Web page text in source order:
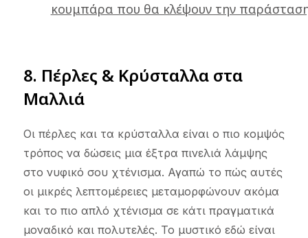
κουμπάρα που θα κλέψουν την
8. Πέρλες & Κρύσταλλα στα
Μαλλιά
Οι πέρλες και τα κρύσταλλα είναι ο πιο κομψός
τρόπος να δώσεις μια έξτρα πινελιά λάμψης
στο νυφικό σου χτένισμα. Αγαπώ το πώς αυτές
οι μικρές λεπτομέρειες μεταμορφώνουν ακόμα
και το πιο απλό χτένισμα σε κάτι πραγματικά
μοναδικό και πολυτελές. Το μυστικό εδώ είναι